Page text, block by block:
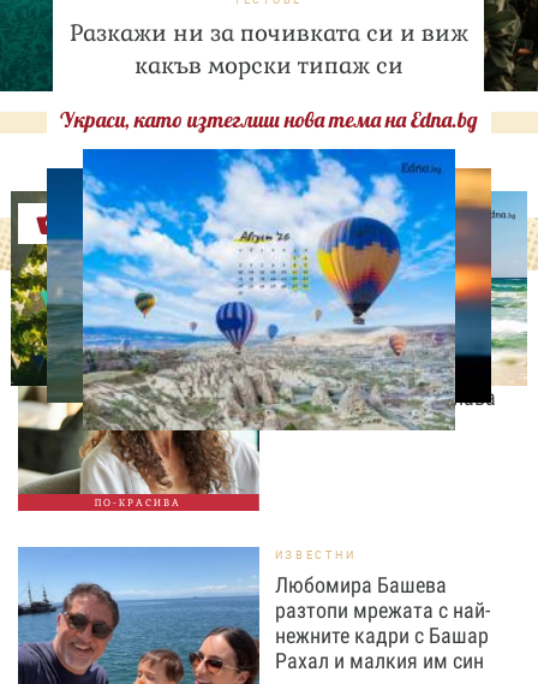
Разкажи ни за почивката си и виж
какъв морски типаж си
Украси, като изтеглиш нова тема на Edna.bg
Оферти
ПО-КРАСИВА
СВОБОДНО ВРЕМЕ
9 неща, които състаряват
жената след 35 години –
без дори да ги осъзнава
ИЗВЕСТНИ
Любомира Башева
разтопи мрежата с най-
нежните кадри с Башар
Рахал и малкия им син